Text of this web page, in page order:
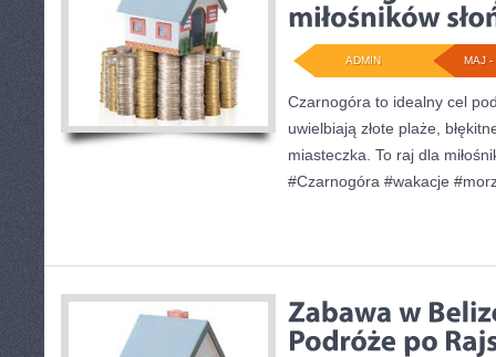
MAJ -
ADMIN
Czarnogóra to idealny cel
uwielbiają złote plaże,
miasteczka. To raj dla
#Czarnogóra #wakacje